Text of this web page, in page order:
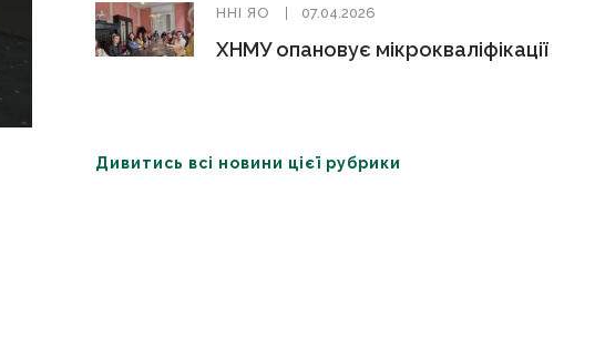
ННІ ЯО 07.04.2026
ХНМУ опановує мікрокваліфікації
Дивитись всі новини цієї рубрики